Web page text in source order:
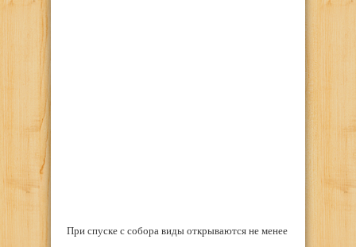
При спуске с собора виды открываются не менее